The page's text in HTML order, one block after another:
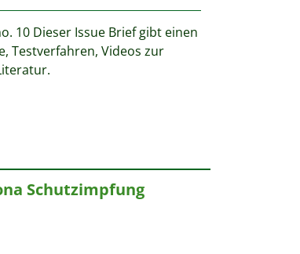
10 Dieser Issue Brief gibt einen
Testverfahren, Videos zur
Schutzimpfung